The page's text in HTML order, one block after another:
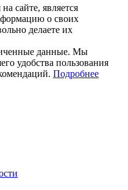
сайте, является
о своих
делаете их
данные. Мы
удобства пользования
Подробнее